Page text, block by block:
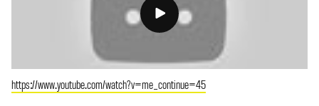
https://www.youtube.com/watch?v=me_continue=45